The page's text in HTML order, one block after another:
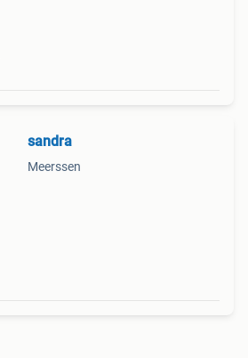
sandra
Meerssen